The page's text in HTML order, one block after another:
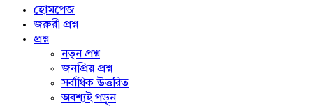
menu
হোমপেজ
জরুরী প্রশ্ন
প্রশ্ন
নতুন প্রশ্ন
জনপ্রিয় প্রশ্ন
সর্বাধিক উত্তরিত
অবশ্যই পড়ুন